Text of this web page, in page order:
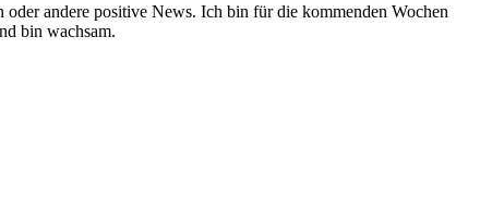
andere positive News. Ich bin für die kommenden Wochen
bin wachsam.